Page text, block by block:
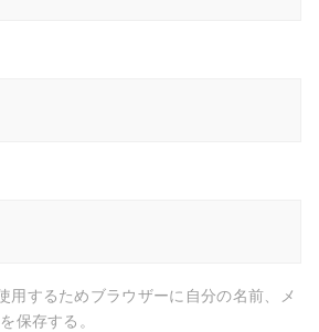
用するためブラウザーに自分の名前、メ
保存する。